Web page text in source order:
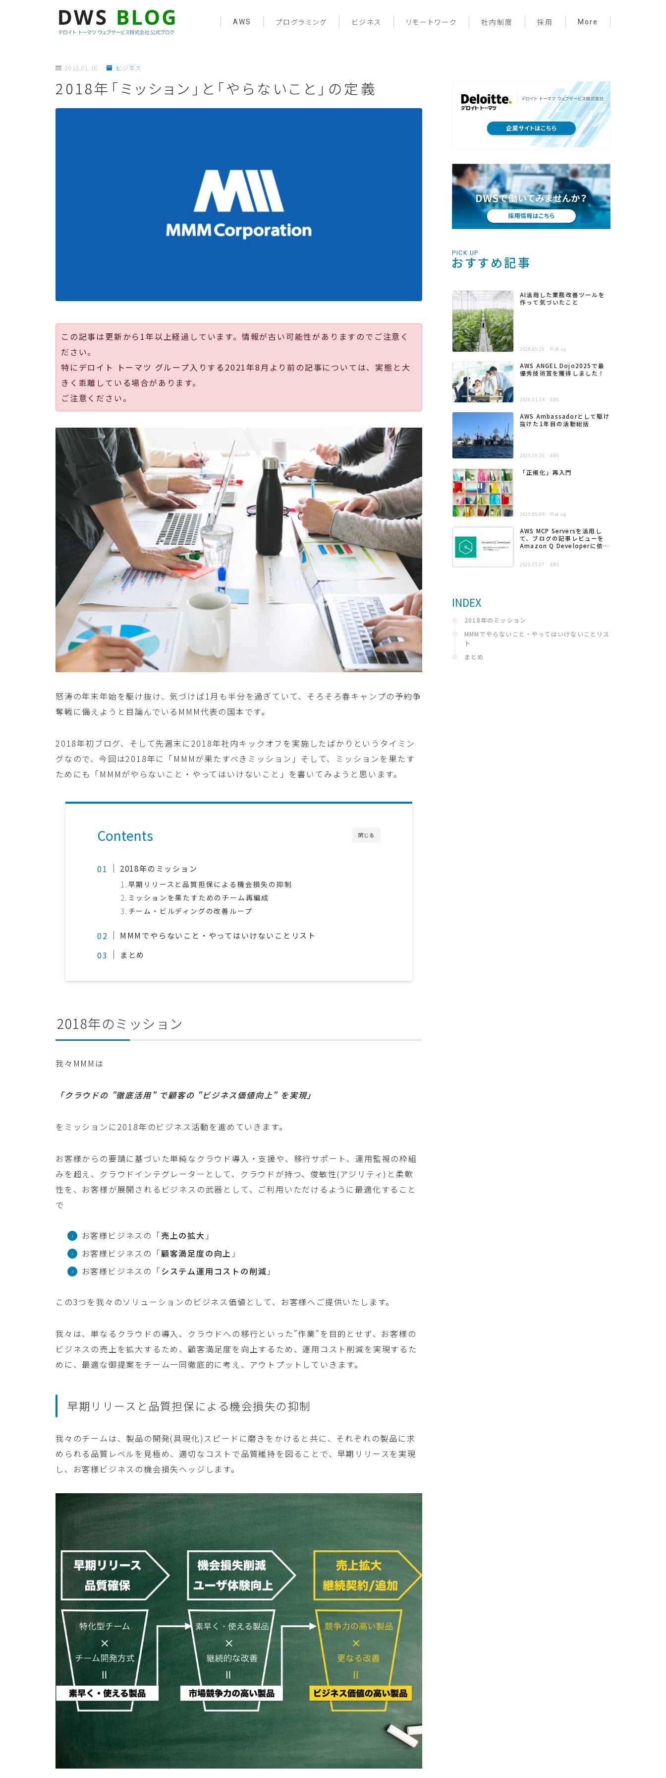
AWS プログラミング ビジネス リモートワーク 社内制度 採用 More
サーバーレス
プライベート
メンバー紹介
2018.01.16 ビジネス
2018年「ミッション」と「やらないこと」の定義
この記事は更新から1年以上経過しています。情報が古い可能性がありますのでご注意く
ださい。
特にデロイト トーマツ グループ入りする2021年8月より前の記事については、実態と大
きく乖離している場合があります。
ご注意ください。
怒涛の年末年始を駆け抜け、気づけば1月も半分を過ぎていて、そろそろ春キャンプの予約争
奪戦に備えようと目論んでいるMMM代表の国本です。
2018年初ブログ、そして先週末に2018年社内キックオフを実施したばかりというタイミン
グなので、今回は2018年に「MMMが果たすべきミッション」そして、ミッションを果たす
ためにも「MMMがやらないこと・やってはいけないこと」を書いてみようと思います。
閉じる
Contents
2018年のミッション
早期リリースと品質担保による機会損失の抑制
ミッションを果たすためのチーム再編成
チーム・ビルディングの改善ループ
MMMでやらないこと・やってはいけないことリスト
まとめ
2018年のミッション
我々MMMは
「クラウドの "徹底活用" で顧客の "ビジネス価値向上" を実現」
をミッションに2018年のビジネス活動を進めていきます。
お客様からの要請に基づいた単純なクラウド導入・支援や、移行サポート、運用監視の枠組
みを超え、クラウドインテグレーターとして、クラウドが持つ、俊敏性(アジリティ)と柔軟
性を、お客様が展開されるビジネスの武器として、ご利用いただけるように最適化すること
で
お客様ビジネスの「売上の拡大 」
お客様ビジネスの「顧客満足度の向上 」
お客様ビジネスの「システム運用コストの削減 」
この3つを我々のソリューションのビジネス価値として、お客様へご提供いたします。
我々は、単なるクラウドの導入、クラウドへの移行といった"作業"を目的とせず、お客様の
ビジネスの売上を拡大するため、顧客満足度を向上するため、運用コスト削減を実現するた
めに、最適な御提案をチーム一同徹底的に考え、アウトプットしていきます。
早期リリースと品質担保による機会損失の抑制
我々のチームは、製品の開発(具現化)スピードに磨きをかけると共に、それぞれの製品に求
められる品質レベルを見極め、適切なコストで品質維持を図ることで、早期リリースを実現
し、お客様ビジネスの機会損失ヘッジします。
PICK UP
おすすめ記事
AI活用した業務改善ツールを
作って気づいたこと
2026.05.26 Pick up
AWS ANGEL Dojo2025で最
優秀技術賞を獲得しました！
2026.01.14 AWS
AWS Ambassadorとして駆け
抜けた1年目の活動総括
2025.05.20 AWS
「正規化」再入門
2025.05.09 Pick up
AWS MCP Serversを活用し
て、ブログの記事レビューを
Amazon Q Developerに依頼
2025.05.07 AWS
INDEX
2018年のミッション
MMMでやらないこと・やってはいけないことリス
ト
まとめ